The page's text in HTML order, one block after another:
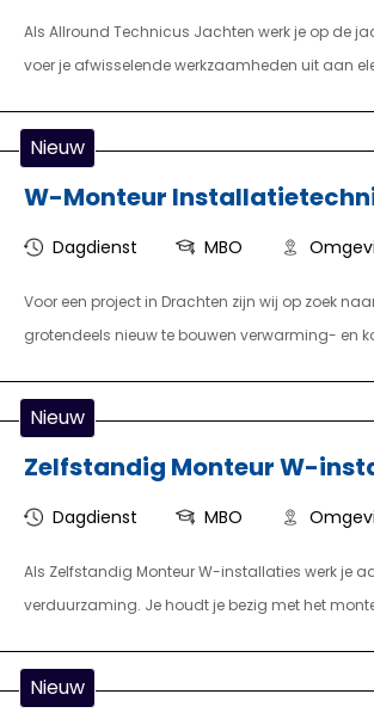
Als Allround Technicus Jachten werk je op de
voer je afwisselende werkzaamheden uit aan
functioneren. Je dagelijkse taken omvatten het
leidingwerk, verwarmingssystemen en
motoren, boilers, brandstoftanks en afsluiters.
Nieuw
W-Monteur
Dagdienst MBO
Voor een project in Drachten zijn wij op zoek
grotendeels nieuw te bouwen verwarming- en
leidingwerk aan, sluit diverse componenten
afvoerleidingen. Het correct lezen en
zelfstandig en volgens planning kunt
Nieuw
Zelfstandig Monteur W-
Dagdienst MBO
Als Zelfstandig Monteur W-installaties werk je
verduurzaming. Je houdt je bezig met het
voor een nette, veilige en vakkundige
waar nodig af met bewoners, opdrachtgevers
Nieuw